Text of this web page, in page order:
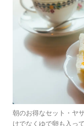
朝のお得なセット・ヤ
けでなくゆで卵も入っ